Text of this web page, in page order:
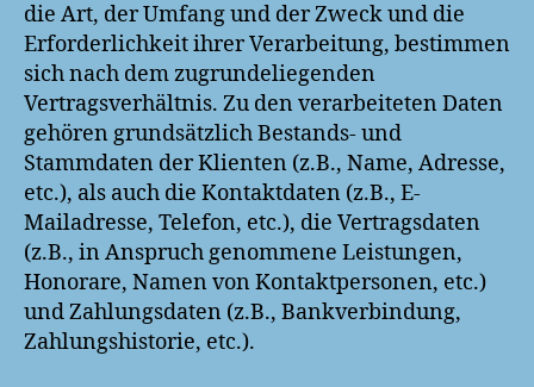
die Art, der Umfang und der Zweck und die
Erforderlichkeit ihrer Verarbeitung, bestimmen
sich nach dem zugrundeliegenden
Vertragsverhältnis. Zu den verarbeiteten Daten
gehören grundsätzlich Bestands- und
Stammdaten der Klienten (z.B., Name, Adresse,
etc.), als auch die Kontaktdaten (z.B., E-
Mailadresse, Telefon, etc.), die Vertragsdaten
(z.B., in Anspruch genommene Leistungen,
Honorare, Namen von Kontaktpersonen, etc.)
und Zahlungsdaten (z.B., Bankverbindung,
Zahlungshistorie, etc.).